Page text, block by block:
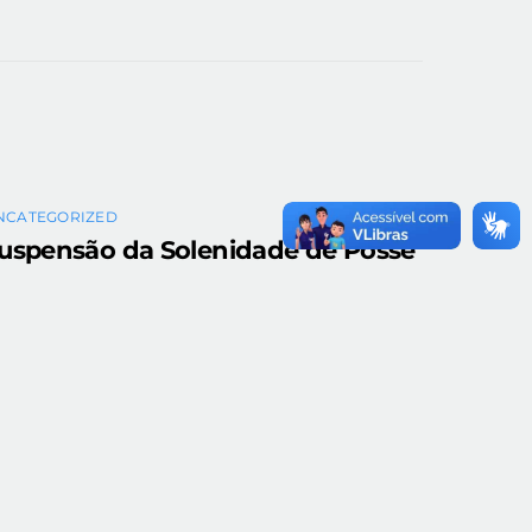
da Solenidade de Posse